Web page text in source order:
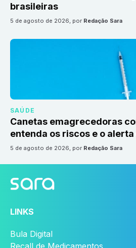
brasileiras
5 de agosto de 2026, por Redação Sara
SAÚDE
Canetas emagrecedoras
entenda os riscos e o
5 de agosto de 2026, por Redação Sara
LINKS
Bula Digital